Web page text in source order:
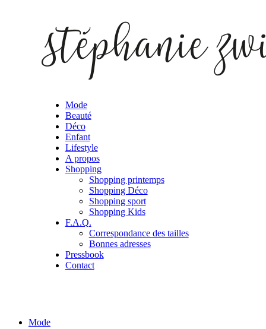
Mode
Beauté
Déco
Enfant
Lifestyle
A propos
Shopping
Shopping printemps
Shopping Déco
Shopping sport
Shopping Kids
F.A.Q.
Correspondance des tailles
Bonnes adresses
Pressbook
Contact
Mode